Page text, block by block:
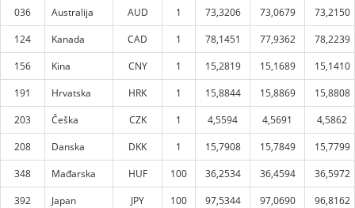
036
Australija AUD 1 73,3206 73,0679
73,2150
124
Kanada CAD 1 78,1451 77,9362
78,2239
156
Kina CNY 1 15,2819 15,1689
15,1410
191
Hrvatska HRK 1 15,8844 15,8869
15,8808
203
Češka CZK 1 4,5594 4,5691
4,5862
208
Danska DKK 1 15,7908 15,7849
15,7799
348
Mađarska HUF 100 36,2534 36,4594
36,5972
392
Japan JPY 100 97,5344 97,0690
96,8162